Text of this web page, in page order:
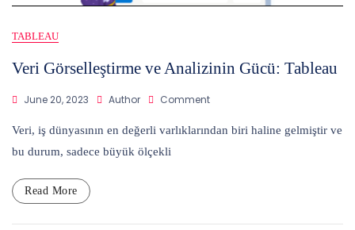
TABLEAU
Veri Görselleştirme ve Analizinin Gücü: Tableau
June 20, 2023 Author CommentOn
Görselleştirme
Veri, iş dünyasının en değerli varlıklarından biri haline gelmiştir ve
bu durum, sadece büyük ölçekli
Read More